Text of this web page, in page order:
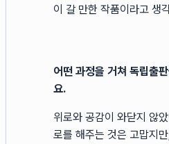
이 갈 만한 작품이라고 생
어떤 과정을 거쳐 독립출
요.
위로와 공감이 와닫지 않
로를 해주는 것은 고맙지